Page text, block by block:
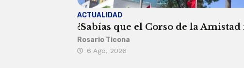
ACTUALIDAD
¿Sabías que el Corso de la
Rosario Ticona
6 Ago, 2026